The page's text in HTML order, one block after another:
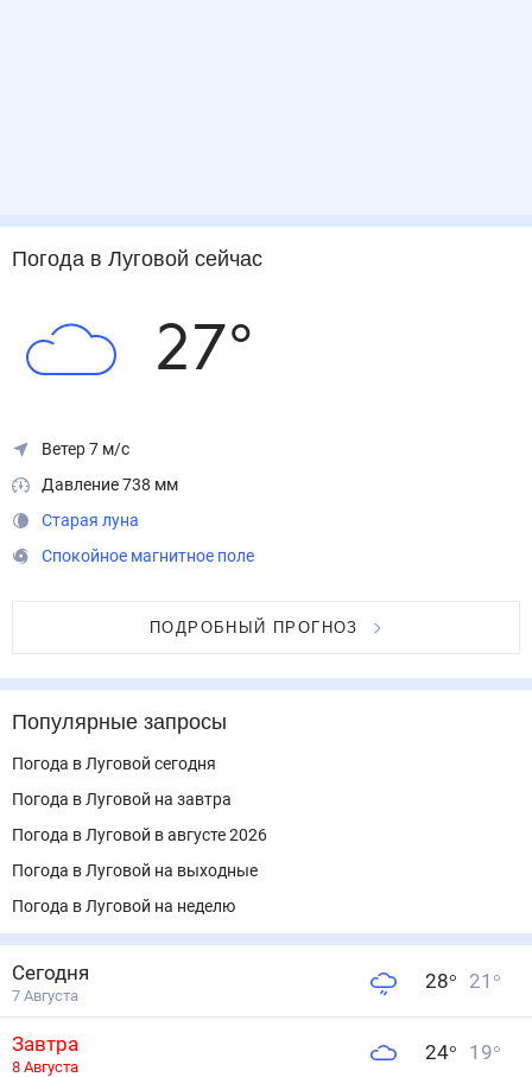
Погода в Луговой сейчас
27°
Ветер 7 м/с
Давление 738 мм
Старая луна
Спокойное магнитное поле
ПОДРОБНЫЙ ПРОГНОЗ
Популярные запросы
Погода в Луговой сегодня
Погода в Луговой на завтра
Погода в Луговой в августе 2026
Погода в Луговой на выходные
Погода в Луговой на неделю
Сегодня
7 Августа
28° 21 °
Завтра
8 Августа
24° 19°